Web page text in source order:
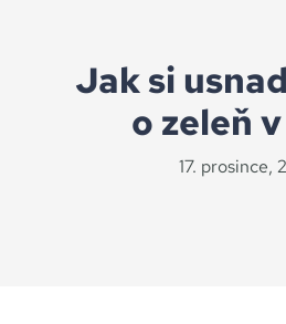
Jak si
o zeleň
17. prosince,